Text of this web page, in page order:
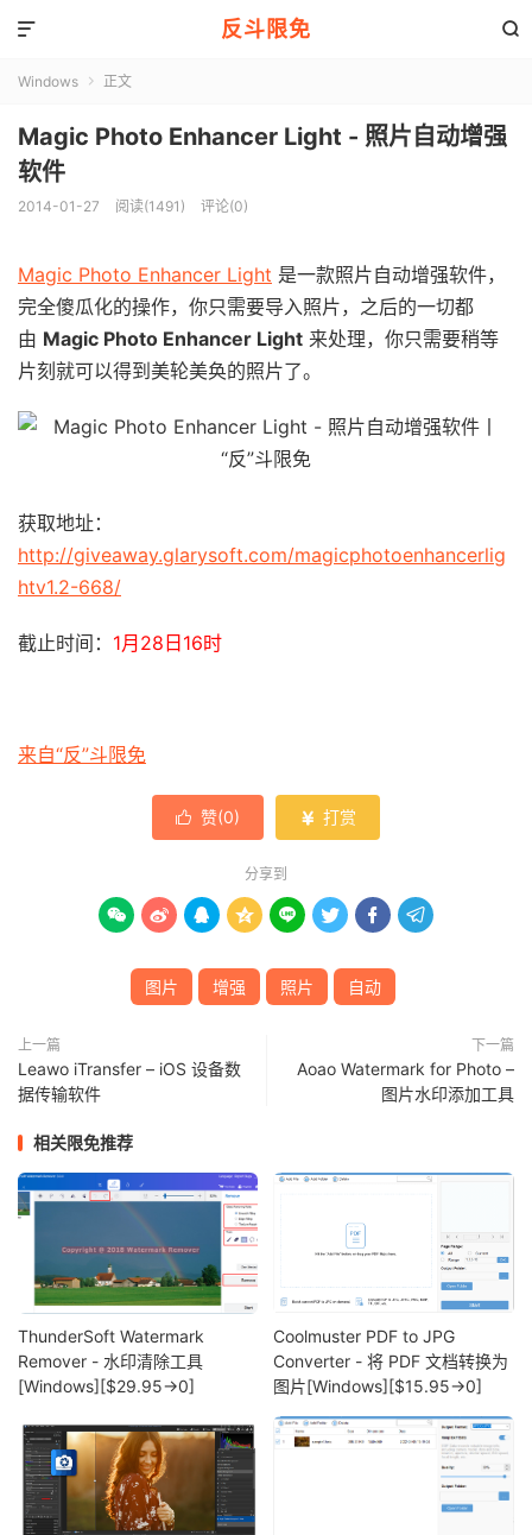
反斗限免 

Windows  正文
Magic Photo Enhancer Light - 照片自动增强
软件
2014-01-27 阅读(1491) 评论(0)
Magic Photo Enhancer Light 是一款照片自动增强软件，
完全傻瓜化的操作，你只需要导入照片，之后的一切都
由 Magic Photo Enhancer Light 来处理，你只需要稍等
片刻就可以得到美轮美奂的照片了。
获取地址：
http://giveaway.glarysoft.com/magicphotoenhancerlig
htv1.2-668/
截止时间： 1月28日16时
来自“反”斗限免
 赞(0)  打赏
分享到
       
图片 增强 照片 自动
上一篇
Leawo iTransfer – iOS 设备数
据传输软件
下一篇
Aoao Watermark for Photo –
图片水印添加工具
相关限免推荐
ThunderSoft Watermark
Remover - 水印清除工具
[Windows][$29.95→0]
Coolmuster PDF to JPG
Converter - 将 PDF 文档转换为
图片[Windows][$15.95→0]